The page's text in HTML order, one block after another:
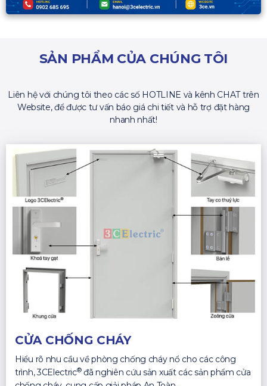
SẢN PHẨM CỦA CHÚNG TÔI
Liên hệ với chúng tôi theo các số HOTLINE và kênh CHAT trên
Website, để được tư vấn báo giá chi tiết và hỗ trợ đặt hàng
nhanh nhất!
CỬA CHỐNG CHÁY
Hiểu rõ nhu cầu về phòng chống cháy nổ cho các công
trình, 3CElectric®đã nghiên cứu sản xuất các sản phẩm cửa